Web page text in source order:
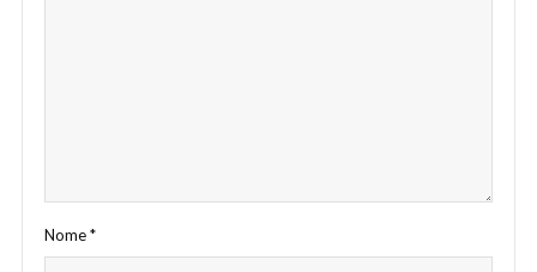
Nome*